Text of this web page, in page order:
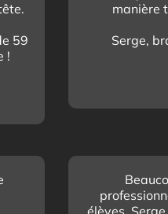
59
!
manière
Serge,
élèves.